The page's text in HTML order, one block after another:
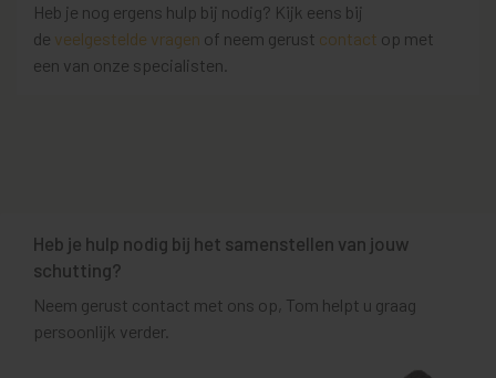
Heb je nog ergens hulp bij nodig? Kijk eens bij
de veelgestelde vragen of neem gerust contact op met
een van onze specialisten.
Heb je hulp nodig bij het samenstellen van jouw
schutting?
Neem gerust contact met ons op, Tom helpt u graag
persoonlijk verder.